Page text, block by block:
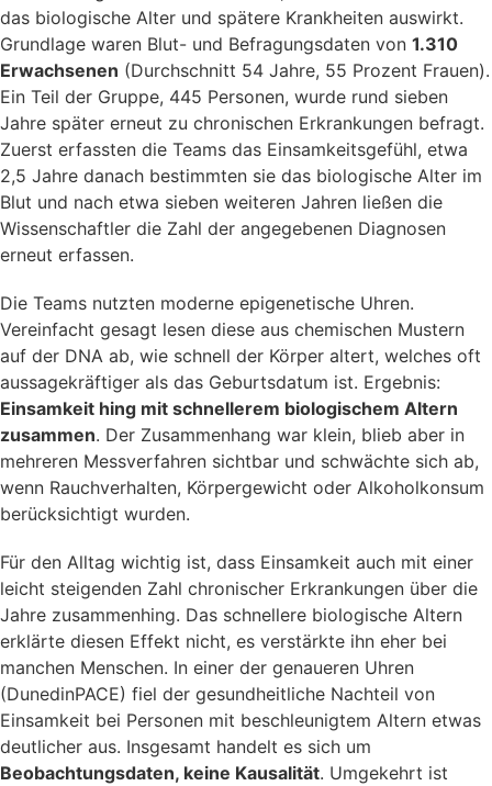
das biologische Alter und spätere Krankheiten auswirkt.
Grundlage waren Blut- und Befragungsdaten von 1.310
Erwachsenen (Durchschnitt 54 Jahre, 55 Prozent Frauen).
Ein Teil der Gruppe, 445 Personen, wurde rund sieben
Jahre später erneut zu chronischen Erkrankungen befragt.
Zuerst erfassten die Teams das Einsamkeitsgefühl, etwa
2,5 Jahre danach bestimmten sie das biologische Alter im
Blut und nach etwa sieben weiteren Jahren ließen die
Wissenschaftler die Zahl der angegebenen Diagnosen
erneut erfassen.
Die Teams nutzten moderne epigenetische Uhren.
Vereinfacht gesagt lesen diese aus chemischen Mustern
auf der DNA ab, wie schnell der Körper altert, welches oft
aussagekräftiger als das Geburtsdatum ist. Ergebnis:
Einsamkeit hing mit schnellerem biologischem Altern
zusammen. Der Zusammenhang war klein, blieb aber in
mehreren Messverfahren sichtbar und schwächte sich ab,
wenn Rauchverhalten, Körpergewicht oder Alkoholkonsum
berücksichtigt wurden.
Für den Alltag wichtig ist, dass Einsamkeit auch mit einer
leicht steigenden Zahl chronischer Erkrankungen über die
Jahre zusammenhing. Das schnellere biologische Altern
erklärte diesen Effekt nicht, es verstärkte ihn eher bei
manchen Menschen. In einer der genaueren Uhren
(DunedinPACE) fiel der gesundheitliche Nachteil von
Einsamkeit bei Personen mit beschleunigtem Altern etwas
deutlicher aus. Insgesamt handelt es sich um
Beobachtungsdaten, keine Kausalität. Umgekehrt ist